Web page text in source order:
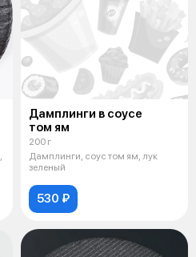
Дамплинги в соусе
том ям
200 г
Дамплинги, соус том ям, лук
зеленый
530 ₽